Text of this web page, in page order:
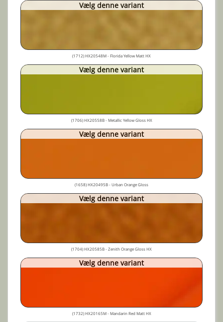
Vælg denne variant
(1712) HX20548M - Florida Yellow Matt HX
Vælg denne variant
(1706) HX20558B - Metallic Yellow Gloss HX
Vælg denne variant
(1658) HX20495B - Urban Orange Gloss
Vælg denne variant
(1704) HX20585B - Zenith Orange Gloss HX
Vælg denne variant
(1732) HX20165M - Mandarin Red Matt HX